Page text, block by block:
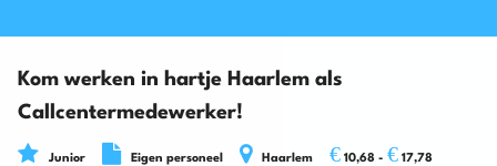
Kom werken in hartje Haarlem als
Callcentermedewerker!
Junior Eigen personeel Haarlem € 10,68 - € 17,78